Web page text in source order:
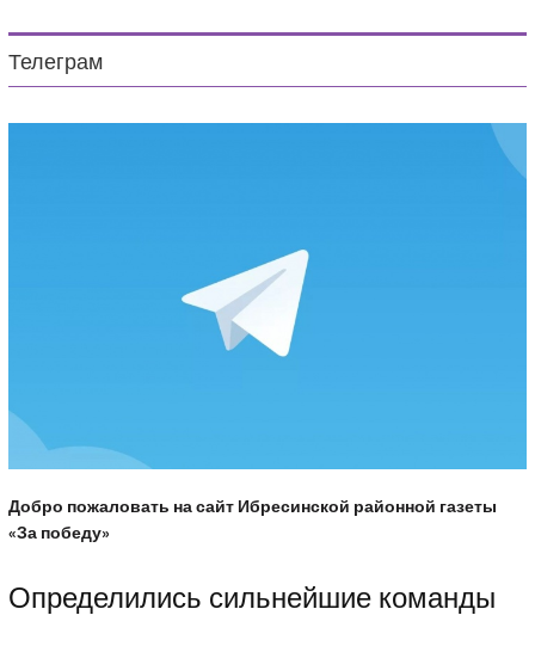
Телеграм
Добро пожаловать на сайт Ибресинской районной газеты
«За победу»
Определились сильнейшие команды